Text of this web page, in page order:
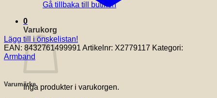
Gå tillbaka till butiken
0
Varukorg
Inga produkter i varukorgen.
Lägg till i önskelistan!
EAN: 8432761499991 Artikelnr: X2779117 Kategori:
Armband
Varumärke